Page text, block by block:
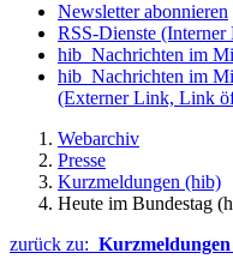
Newsletter abonnieren
RSS-Dienste (Interner
hib_Nachrichten im
hib_Nachrichten im
(Externer Link, Link
Webarchiv
Presse
Kurzmeldungen (hib)
Heute im Bundestag
zurück zu: